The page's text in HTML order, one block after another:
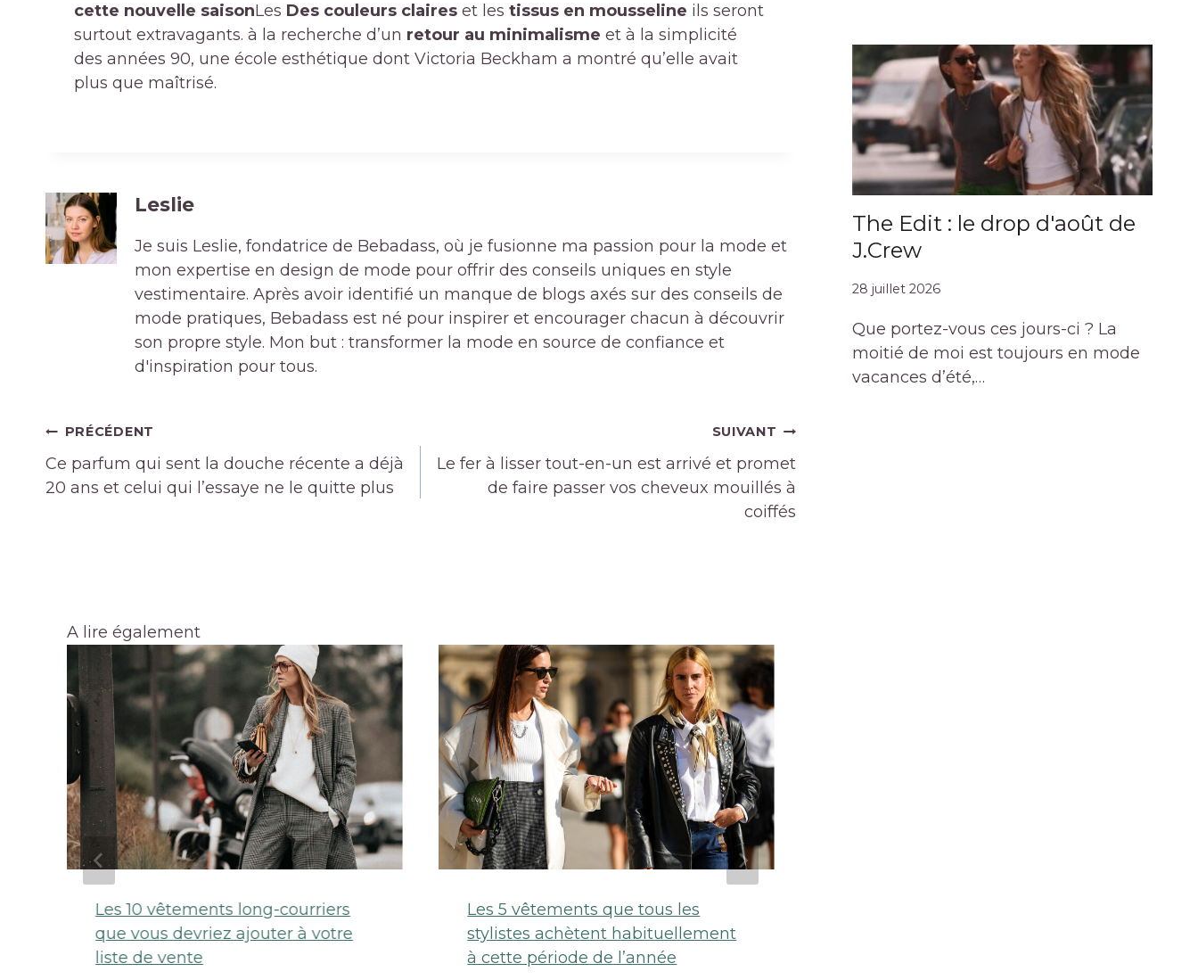
cette nouvelle saisonLes Des couleurs claires et les tissus en mousseline ils seront
surtout extravagants. à la recherche d’un retour au minimalisme et à la simplicité
des années 90, une école esthétique dont Victoria Beckham a montré qu’elle avait
plus que maîtrisé.
Leslie
Je suis Leslie, fondatrice de Bebadass, où je fusionne ma passion pour la mode et
mon expertise en design de mode pour offrir des conseils uniques en style
vestimentaire. Après avoir identifié un manque de blogs axés sur des conseils de
mode pratiques, Bebadass est né pour inspirer et encourager chacun à découvrir
son propre style. Mon but : transformer la mode en source de confiance et
d'inspiration pour tous.
Navigation
de
l’article
PRÉCÉDENT
Ce parfum qui sent la douche récente a déjà
20 ans et celui qui l’essaye ne le quitte plus
SUIVANT
Le fer à lisser tout-en-un est arrivé et promet
de faire passer vos cheveux mouillés à
coiffés
A lire également
Les 10 vêtements long-courriers
que vous devriez ajouter à votre
liste de vente
Les 5 vêtements que tous les
stylistes achètent habituellement
à cette période de l’année
The Edit : le drop d'août de
J.Crew
28 juillet 2026
Que portez-vous ces jours-ci ? La
moitié de moi est toujours en mode
vacances d’été,…